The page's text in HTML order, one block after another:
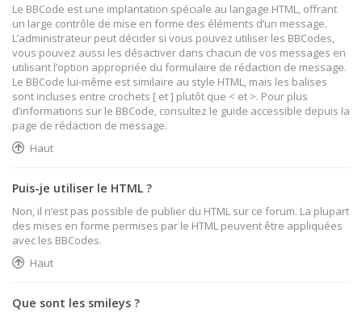
Le BBCode est une implantation spéciale au langage HTML, offrant
un large contrôle de mise en forme des éléments d’un message.
L’administrateur peut décider si vous pouvez utiliser les BBCodes,
vous pouvez aussi les désactiver dans chacun de vos messages en
utilisant l’option appropriée du formulaire de rédaction de message.
Le BBCode lui-même est similaire au style HTML, mais les balises
sont incluses entre crochets [ et ] plutôt que < et >. Pour plus
d’informations sur le BBCode, consultez le guide accessible depuis la
page de rédaction de message.
Haut
Puis-je utiliser le HTML ?
Non, il n’est pas possible de publier du HTML sur ce forum. La plupart
des mises en forme permises par le HTML peuvent être appliquées
avec les BBCodes.
Haut
Que sont les smileys ?